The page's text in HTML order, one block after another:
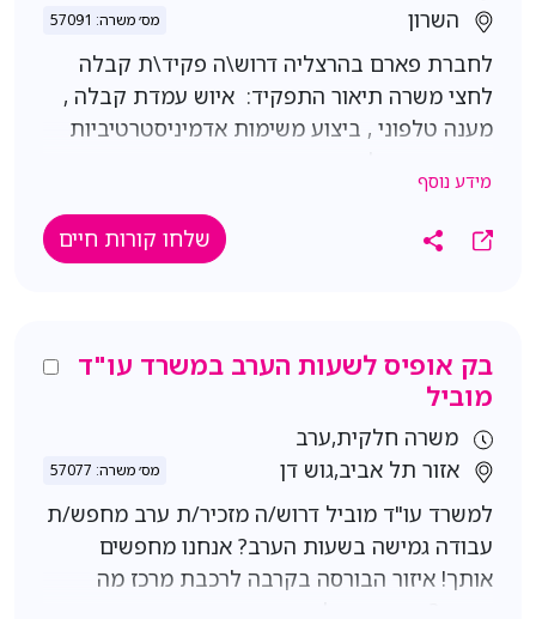
השרון
מס׳ משרה: 57091
לחברת פארם בהרצליה דרוש\ה פקיד\ת קבלה
לחצי משרה תיאור התפקיד: איוש עמדת קבלה ,
מענה טלפוני , ביצוע משימות אדמיניסטרטיביות
קליטה ישירה לחברה! שכר 7000 ש"ח ברוטו
תנאים מעולים למתאימים - קרן השתלמות, סיבוס
באופיס
מידע נוסף
שלחו קורות חיים
בק אופיס לשעות הערב במשרד עו"ד
מוביל
משרה חלקית,ערב
אזור תל אביב,גוש דן
מס׳ משרה: 57077
למשרד עו"ד מוביל דרוש/ה מזכיר/ת ערב מחפש/ת
עבודה גמישה בשעות הערב? אנחנו מחפשים
אותך! איזור הבורסה בקרבה לרכבת מרכז מה